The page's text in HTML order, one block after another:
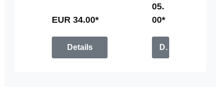
EUR 34.00*
Details
n
g
05.
00*
Details